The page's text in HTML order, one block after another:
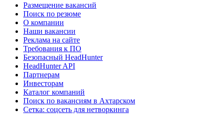
Размещение вакансий
Поиск по резюме
О компании
Наши вакансии
Реклама на сайте
Требования к ПО
Безопасный HeadHunter
HeadHunter API
Партнерам
Инвесторам
Каталог компаний
Поиск по вакансиям в Ахтарском
Сетка: соцсеть для нетворкинга